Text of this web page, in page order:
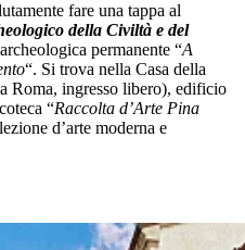
fare una tappa al
della Civiltà e del
permanente “A
“. Si trova nella Casa della
Roma, ingresso libero), edificio
“Raccolta d’Arte Pina
d’arte moderna e